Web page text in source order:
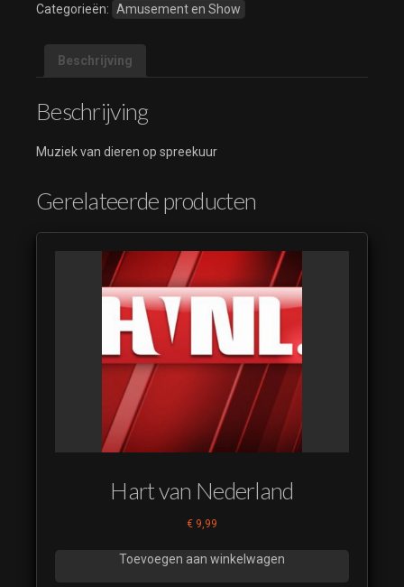
Categorieën: Amusement en Show
Beschrijving
Beschrijving
Muziek van dieren op spreekuur
Gerelateerde producten
Hart van Nederland
€ 9,99
Toevoegen aan winkelwagen